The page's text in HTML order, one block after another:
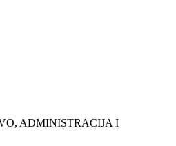
ADMINISTRACIJA I